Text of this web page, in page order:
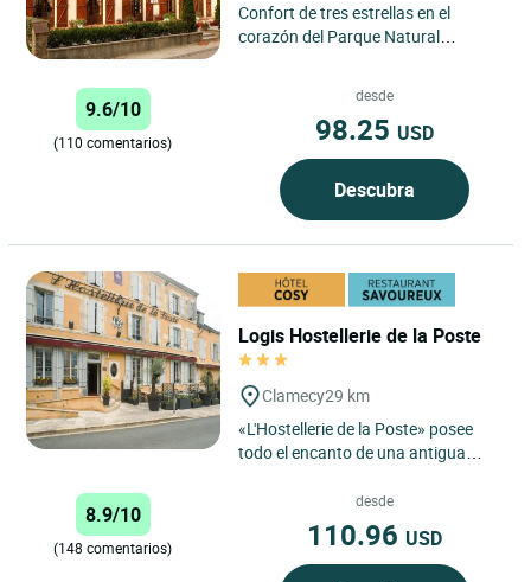
Confort de tres estrellas en el
corazón del Parque Natural
9.6/10
(110 comentarios)
desde
98.25 USD
Descubra
Logis Hostellerie de la Poste
Clamecy29 km
«L'Hostellerie de la Poste» posee
todo el encanto de una antigua
gusto. El chef de nuestro...
8.9/10
(148 comentarios)
desde
110.96 USD